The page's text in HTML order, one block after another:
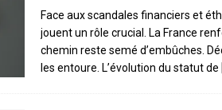
Face aux scandales financiers et
jouent un rôle crucial. La France
chemin reste semé d’embûches.
les entoure. L’évolution du statut de